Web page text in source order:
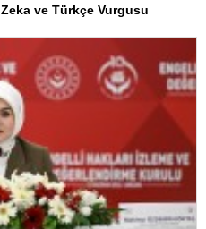
ve Türkçe Vurgusu